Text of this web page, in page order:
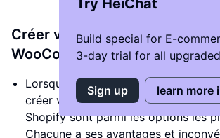
Créer votre boutique en ligne :
WooCommerce vs Shopify
Lorsqu'il s'agit de choisir la
créer votre boutique en ligne,
Shopify sont parmi les options les
Chacune a ses avantages et
Try HeiChat
Build special for E-
3-day trial for all
Sign up learn more